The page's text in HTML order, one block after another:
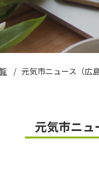
ＪＡ別）
スタンプ
元気市ニュース（広
元気市ニュ